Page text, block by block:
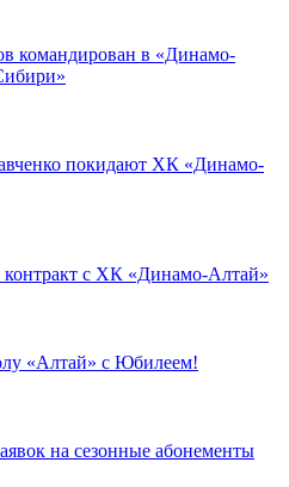
командирован в «Динамо-
покидают ХК «Динамо-
с ХК «Динамо-Алтай»
«Алтай» с Юбилеем!
на сезонные абонементы